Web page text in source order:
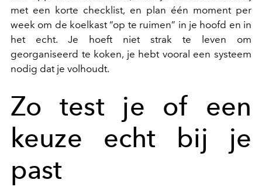
met een korte checklist, en plan één moment per
week om de koelkast “op te ruimen” in je hoofd en in
het echt. Je hoeft niet strak te leven om
georganiseerd te koken, je hebt vooral een systeem
nodig dat je volhoudt.
Zo test je of een
keuze echt bij je
past